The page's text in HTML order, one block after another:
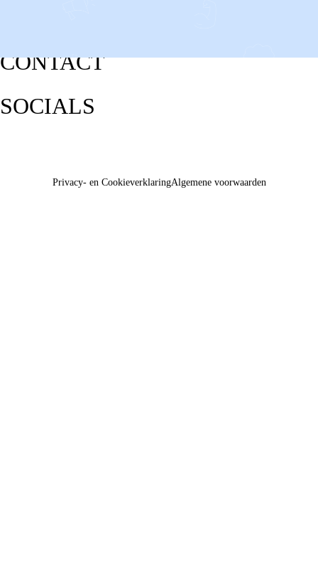
CONTACT
SOCIALS
Privacy- en CookieverklaringAlgemene voorwaarden